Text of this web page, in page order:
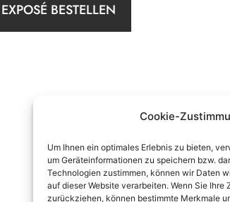
Cookie-
Um Ihnen ein optimales Erlebnis zu bieten,
um Geräteinformationen zu speichern bzw.
Technologien zustimmen, können wir Daten
auf dieser Website verarbeiten. Wenn Sie
zurückziehen, können bestimmte Merkmale
EXPOSÉ BESTELLEN